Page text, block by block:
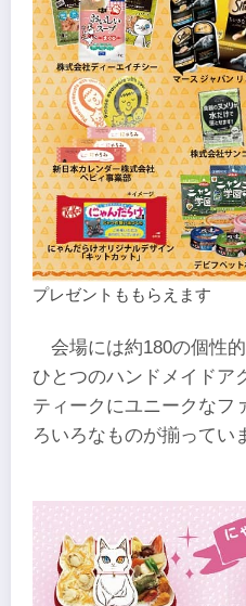
プレゼントももらえます
会場には約180の個性
ひとつのハンドメイドア
ティークにユニークなフ
ろいろなものが揃ってい